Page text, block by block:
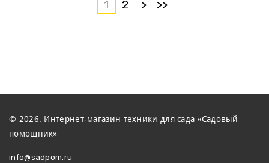
1 2 > >>
© 2026. Интернет-магазин техники для сада «Садовый
помощник»
info@sadpom.ru